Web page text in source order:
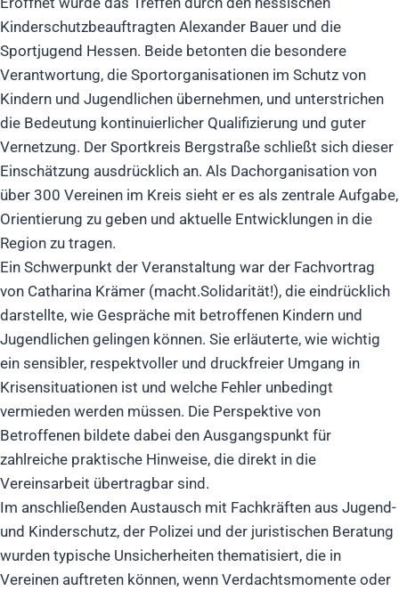
Kinderschutzbeauftragten Alexander Bauer und die
Sportjugend Hessen. Beide betonten die besondere
Verantwortung, die Sportorganisationen im Schutz von
Kindern und Jugendlichen übernehmen, und unterstrichen
die Bedeutung kontinuierlicher Qualifizierung und guter
Vernetzung. Der Sportkreis Bergstraße schließt sich dieser
Einschätzung ausdrücklich an. Als Dachorganisation von
über 300 Vereinen im Kreis sieht er es als zentrale Aufgabe,
Orientierung zu geben und aktuelle Entwicklungen in die
Region zu tragen.
Ein Schwerpunkt der Veranstaltung war der Fachvortrag
von Catharina Krämer (macht.Solidarität!), die eindrücklich
darstellte, wie Gespräche mit betroffenen Kindern und
Jugendlichen gelingen können. Sie erläuterte, wie wichtig
ein sensibler, respektvoller und druckfreier Umgang in
Krisensituationen ist und welche Fehler unbedingt
vermieden werden müssen. Die Perspektive von
Betroffenen bildete dabei den Ausgangspunkt für
zahlreiche praktische Hinweise, die direkt in die
Vereinsarbeit übertragbar sind.
Im anschließenden Austausch mit Fachkräften aus Jugend-
und Kinderschutz, der Polizei und der juristischen Beratung
wurden typische Unsicherheiten thematisiert, die in
Vereinen auftreten können, wenn Verdachtsmomente oder